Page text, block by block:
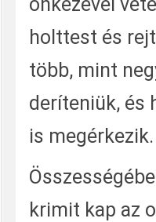
holttest és
több, mint
deríteniük, és
is megérkezik.
krimit kap az